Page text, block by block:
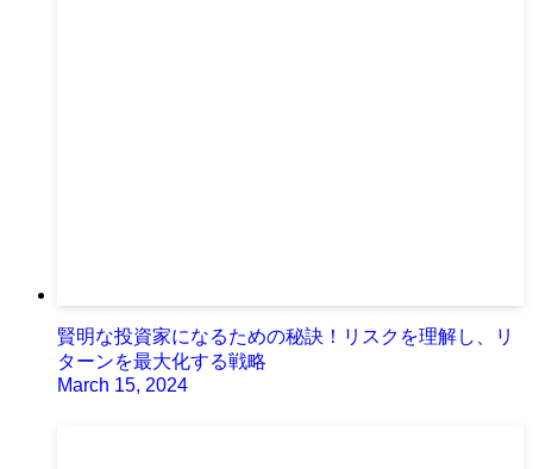
賢明な投資家になるための秘訣！リスクを理解し、リ
ターンを最大化する戦略
March 15, 2024